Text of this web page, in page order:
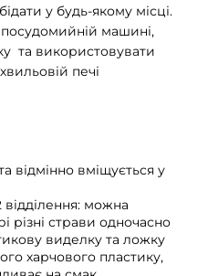
у будь-якому місці.
машині,
та використовувати
печі
відмінно вміщується у
відділення: можна
різні страви одночасно
виделку та ложку
харчового пластику,